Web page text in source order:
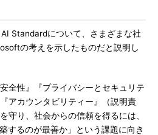
Standardについて、さまざまな社
の考えを示したものだと説明し
全性』『プライバシーとセキュリテ
アカウンタビリティー』（説明責
守り、社会からの信頼を得るには、
するのが最善か」という課題に向き